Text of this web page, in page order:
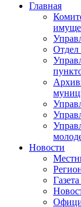
Главная
Новости